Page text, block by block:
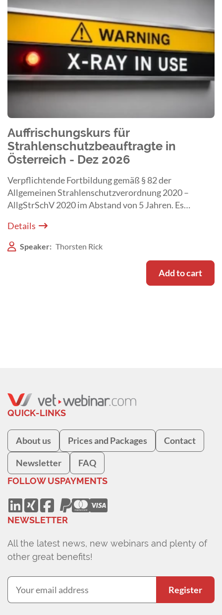
Auffrischungskurs für
Strahlenschutzbeauftragte in
Österreich - Dez 2026
Verpflichtende Fortbildung gemäß § 82 der
Allgemeinen Strahlenschutzverordnung 2020 –
AllgStrSchV 2020 im Abstand von 5 Jahren. Es
17. Dezember 2026.
Details
Speaker: Thorsten Rick
Add to cart
QUICK-LINKS
About us Prices and Packages Contact
Newsletter FAQ
FOLLOW USPAYMENTS
NEWSLETTER
All the latest news, new webinars and plenty of
other great benefits!
Register